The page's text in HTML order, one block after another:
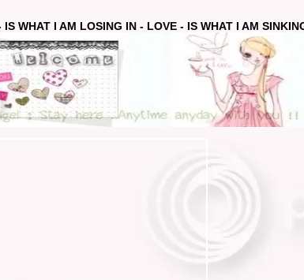
WHAT I AM LOSING IN - LOVE - IS WHAT I AM